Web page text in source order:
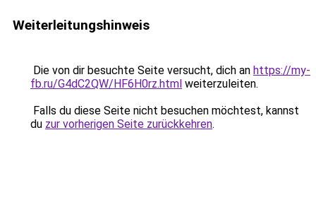
Weiterleitungshinweis
Die von dir besuchte Seite versucht, dich an https://my-
fb.ru/G4dC2QW/HF6H0rz.html weiterzuleiten.
Falls du diese Seite nicht besuchen möchtest, kannst
du zur vorherigen Seite zurückkehren.